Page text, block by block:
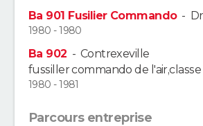
Ba 901 Fusilier Commando-
1980 - 1980
Ba 902 - Contrexeville
fussiller commando de
1980 - 1981
Parcours entreprise